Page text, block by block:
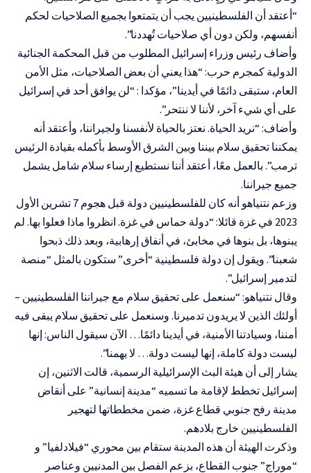
“أعتقد أن الفلسطينيين يجب أن يتمتعوا بجميع الصلاحيات لحكم
أنفسهم، ولكن دون أي صلاحيات تُهددنا”.
وأضاف رئيس وزراء إسرائيل المطلوب من قبل المحكمة الجنائية
الدولية كمجرم حرب: “هذا يعني أن بعض الصلاحيات، مثل الأمن
العام، ستبقى دائمًا في أيدينا”، مؤكدا : “لن يوافق أحد في إسرائيل
على أي شيء آخر، لأننا لا ننتحر”.
وأضاف: “نريد الحياة. نعتز بالحياة لأنفسنا ولجيراننا، وأعتقد أنه
يمكننا تحقيق سلام بيننا وبين الشرق الأوسط بأكمله بقيادة الرئيس
ترمب”. بالعمل معًا، أعتقد أننا نستطيع إرساء سلام شامل يشمل
جميع جيراننا.
وزعم نتنياهو أنه كان للفلسطينيين دولة قبل هجوم 7 تشرين الأول
2023 في غزة قائلا: “دولة حماس في غزة. انظروا ماذا فعلوا بها. لم
يبنوها، بل بنوها في مخابئ، في أنفاق إرهابية، وبعد ذلك ذبحوا
شعبنا”. ويقول إن دولة فلسطينية “أخرى” ستكون بالمثل “منصة
لتدمير إسرائيل”.
وقال نتنياهو: “سنعمل على تحقيق سلام مع جيراننا الفلسطينيين –
أولئك الذين لا يريدون تدميرنا. وسنعمل على تحقيق سلام يبقى فيه
أمننا، وسيادتنا الأمنية، في أيدينا دائمًا… الآن سيقول الناس: إنها
ليست دولة كاملة، إنها ليست دولة… لا يهمنا”.
يشار إلى أن هيئة البث الإسرائيلية الرسمية، قالت الاثنين، إن
إسرائيل تخطط لإقامة ما تسميه “مدينة إنسانية” على أنقاض
مدينة رفح جنوبي قطاع غزة، ضمن مخططاتها لتهجير
الفلسطينيين خارج بلادهم.
وذكرت الهيئة أن هذه المدينة ستقام بين محوري “فيلادلفيا” و
“موراج” جنوب القطاع، بزعم الفصل بين المدنيين وعناصر